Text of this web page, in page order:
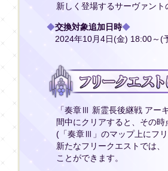
新しく登場するサーヴァン
◆交換対象追加日時◆
2024年10月4日(金) 18:00～(
「奏章Ⅲ 新霊長後継戦 アー
間中にクリアすると、その時
(「奏章Ⅲ」のマップ上にフ
新たなフリークエストでは
ことができます。